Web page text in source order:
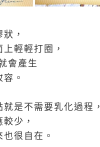
，
輕輕打圈，
會產生
。
是不需要乳化過程，
少，
很自在。